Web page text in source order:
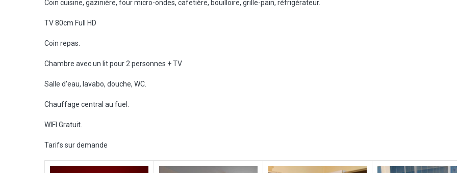
Coin cuisine, gazinière, four micro-ondes, cafetière, bouilloire, grille-pain, réfrigérateur.
TV 80cm Full HD
Coin repas.
Chambre avec un lit pour 2 personnes + TV
Salle d'eau, lavabo, douche, WC.
Chauffage central au fuel.
WIFI Gratuit.
Tarifs sur demande